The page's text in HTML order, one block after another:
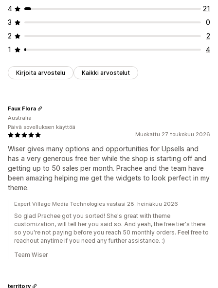
4
21
3
0
2
2
1
4
Kirjoita arvostelu Kaikki arvostelut
Muokattu 27. toukokuu 2026
Wiser gives many options and opportunities for Upsells and
has a very generous free tier while the shop is starting off and
getting up to 50 sales per month. Prachee and the team have
been amazing helping me get the widgets to look perfect in my
theme.
Faux Flora
Australia
Päivä sovelluksen käyttöä
Expert Village Media Technologies vastasi 28. heinäkuu 2026
So glad Prachee got you sorted! She's great with theme
customization, will tell her you said so. And yeah, the free tier's there
so you're not paying before you reach 50 monthly orders. Feel free to
reachout anytime if you need any further assistance. :)
Team Wiser
territory